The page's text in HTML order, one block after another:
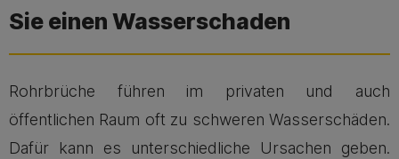
Sie einen Wasserschaden
Rohrbrüche führen im privaten und auch
öffentlichen Raum oft zu schweren Wasserschäden.
Dafür kann es unterschiedliche Ursachen geben.